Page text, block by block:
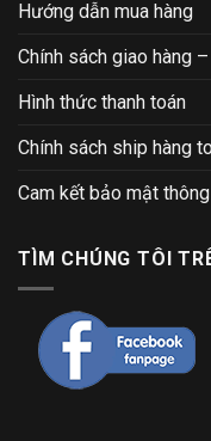
Hướng dẫn mua hàng
Chính sách giao hàng
Hình thức thanh toán
Chính sách ship hàng
Cam kết bảo mật
TÌM CHÚNG TÔI